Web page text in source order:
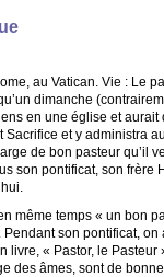
au Vatican. Vie : Le
dimanche
en une église et
et y administra
de bon pasteur qu’il
son pontificat, son frère
même temps « un bon
son pontificat,
« Pastor, le
des âmes, sont de